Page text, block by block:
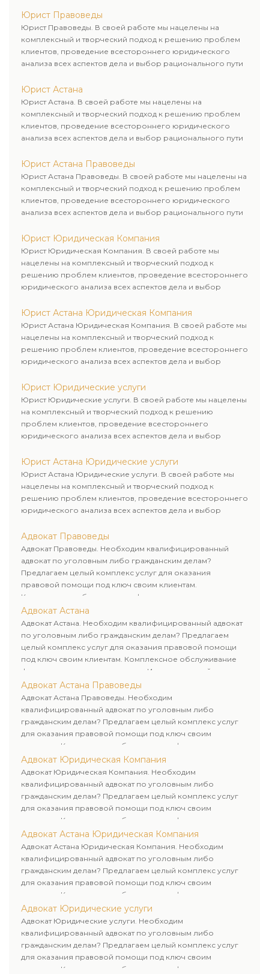
Юрист Правоведы
Юрист Правоведы. В своей работе мы нацелены на
комплексный и творческий подход к решению проблем
клиентов, проведение всестороннего юридического
анализа всех аспектов дела и выбор рационального пути
Юрист Астана
Юрист Астана. В своей работе мы нацелены на
комплексный и творческий подход к решению проблем
клиентов, проведение всестороннего юридического
анализа всех аспектов дела и выбор рационального пути
Юрист Астана Правоведы
Юрист Астана Правоведы. В своей работе мы нацелены на
комплексный и творческий подход к решению проблем
клиентов, проведение всестороннего юридического
анализа всех аспектов дела и выбор рационального пути
Юрист Юридическая Компания
Юрист Юридическая Компания. В своей работе мы
нацелены на комплексный и творческий подход к
решению проблем клиентов, проведение всестороннего
юридического анализа всех аспектов дела и выбор
Юрист Астана Юридическая Компания
Юрист Астана Юридическая Компания. В своей работе мы
нацелены на комплексный и творческий подход к
решению проблем клиентов, проведение всестороннего
юридического анализа всех аспектов дела и выбор
Юрист Юридические услуги
Юрист Юридические услуги. В своей работе мы нацелены
на комплексный и творческий подход к решению
проблем клиентов, проведение всестороннего
юридического анализа всех аспектов дела и выбор
Юрист Астана Юридические услуги
Юрист Астана Юридические услуги. В своей работе мы
нацелены на комплексный и творческий подход к
решению проблем клиентов, проведение всестороннего
юридического анализа всех аспектов дела и выбор
Адвокат Правоведы
Адвокат Правоведы. Необходим квалифицированный
адвокат по уголовным либо гражданским делам?
Предлагаем целый комплекс услуг для оказания
правовой помощи под ключ своим клиентам.
Комплексное обслуживание физических и юридических
лиц. Индивидуальный подход к каждому клиенту.
Адвокат Астана
Адвокат Астана. Необходим квалифицированный адвокат
по уголовным либо гражданским делам? Предлагаем
целый комплекс услуг для оказания правовой помощи
под ключ своим клиентам. Комплексное обслуживание
физических и юридических лиц. Индивидуальный подход к
каждому клиенту.
Адвокат Астана Правоведы
Адвокат Астана Правоведы. Необходим
квалифицированный адвокат по уголовным либо
гражданским делам? Предлагаем целый комплекс услуг
для оказания правовой помощи под ключ своим
клиентам. Комплексное обслуживание физических и
юридических лиц. Индивидуальный подход к каждому
клиенту.
Адвокат Юридическая Компания
Адвокат Юридическая Компания. Необходим
квалифицированный адвокат по уголовным либо
гражданским делам? Предлагаем целый комплекс услуг
для оказания правовой помощи под ключ своим
клиентам. Комплексное обслуживание физических и
юридических лиц. Индивидуальный подход к каждому
клиенту.
Адвокат Астана Юридическая Компания
Адвокат Астана Юридическая Компания. Необходим
квалифицированный адвокат по уголовным либо
гражданским делам? Предлагаем целый комплекс услуг
для оказания правовой помощи под ключ своим
клиентам. Комплексное обслуживание физических и
юридических лиц. Индивидуальный подход к каждому
клиенту.
Адвокат Юридические услуги
Адвокат Юридические услуги. Необходим
квалифицированный адвокат по уголовным либо
гражданским делам? Предлагаем целый комплекс услуг
для оказания правовой помощи под ключ своим
клиентам. Комплексное обслуживание физических и